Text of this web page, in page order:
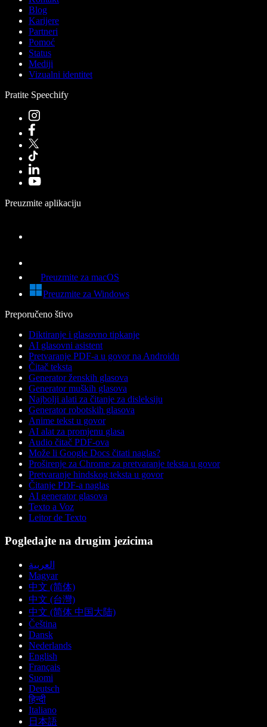
Blog
Karijere
Partneri
Pomoć
Status
Mediji
Vizualni identitet
Pratite Speechify
Preuzmite aplikaciju
Preuzmite za macOS
Preuzmite za Windows
Preporučeno štivo
Diktiranje i glasovno tipkanje
AI glasovni asistent
Pretvaranje PDF-a u govor na Androidu
Čitač teksta
Generator ženskih glasova
Generator muških glasova
Najbolji alati za čitanje za disleksiju
Generator robotskih glasova
Anime tekst u govor
AI alat za promjenu glasa
Audio čitač PDF-ova
Može li Google Docs čitati naglas?
Proširenje za Chrome za pretvaranje teksta u govor
Pretvaranje hindskog teksta u govor
Čitanje PDF-a naglas
AI generator glasova
Texto a Voz
Leitor de Texto
Pogledajte na drugim jezicima
العربية
Magyar
中文 (简体)
中文 (台灣)
中文 (简体 中国大陆)
Čeština
Dansk
Nederlands
English
Français
Suomi
Deutsch
हिन्दी
Italiano
日本語